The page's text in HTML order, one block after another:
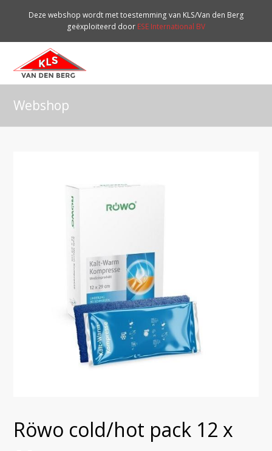
Deze webshop wordt met toestemming van KLS/Van den Berg
geëxploiteerd door ESE International BV
Webshop
Röwo cold/hot pack 12 x